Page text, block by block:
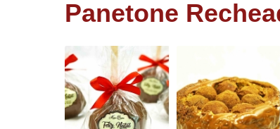
de
Panetone